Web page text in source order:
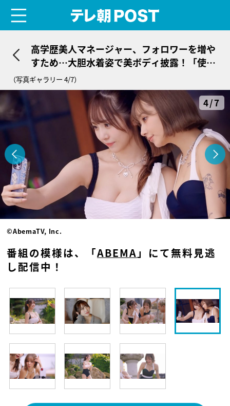
高学歴美人マネージャー、フォロワーを増や
すため…大胆水着姿で美ボディ披露！「使え
るものは使わなきゃ」
（写真ギャラリー 4/7）
4/7
©AbemaTV, Inc.
番組の模様は、「ABEMA 」にて無料見逃
し配信中！